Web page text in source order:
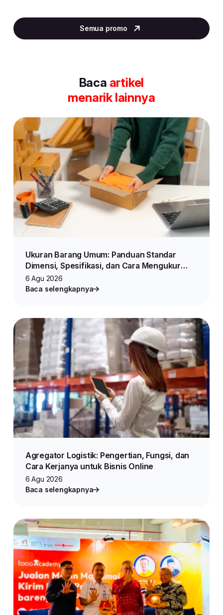
2
of
Semua promo
Baca artikel
menarik lainnya
Ukuran Barang Umum: Panduan Standar
Dimensi, Spesifikasi, dan Cara Mengukur
Produk untuk Jualan Online
6 Agu 2026
Baca selengkapnya
Agregator Logistik: Pengertian, Fungsi, dan
Cara Kerjanya untuk Bisnis Online
6 Agu 2026
Baca selengkapnya